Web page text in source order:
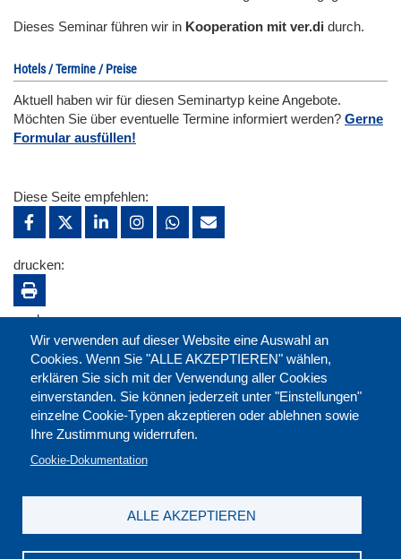
Dieses Seminar führen wir in Kooperation mit ver.di durch.
Hotels / Termine / Preise
Aktuell haben wir für diesen Seminartyp keine Angebote.
Möchten Sie über eventuelle Termine informiert werden? Gerne
Formular ausfüllen!
Wir verwenden auf dieser Website eine Auswahl an
Cookies. Wenn Sie "ALLE AKZEPTIEREN" wählen,
erklären Sie sich mit der Verwendung aller Cookies
einverstanden. Sie können jederzeit unter "Einstellungen"
einzelne Cookie-Typen akzeptieren oder ablehnen sowie
Ihre Zustimmung widerrufen.
Cookie-Dokumentation
ALLE AKZEPTIEREN
Diese Seite empfehlen:
drucken:
merken: